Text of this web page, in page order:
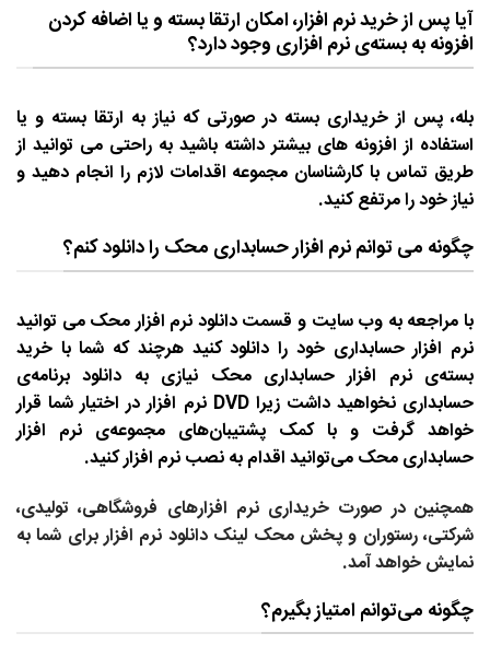
آیا پس از خرید نرم افزار، امکان ارتقا بسته و یا اضافه کردن
افزونه به بسته‌ی نرم افزاری وجود دارد؟
بله، پس از خریداری بسته در صورتی که نیاز به ارتقا بسته و یا
استفاده از افزونه های بیشتر داشته باشید به راحتی می توانید از
طریق تماس با کارشناسان مجموعه اقدامات لازم را انجام دهید و
نیاز خود را مرتفع کنید.
چگونه می توانم نرم افزار حسابداری محک را دانلود کنم؟
با مراجعه به وب سایت و قسمت دانلود نرم افزار محک می توانید
نرم افزار حسابداری خود را دانلود کنید هرچند که شما با خرید
بسته‌ی نرم افزار حسابداری محک نیازی به دانلود برنامه‌ی
حسابداری نخواهید داشت زیرا DVD نرم افزار در اختیار شما قرار
خواهد گرفت و با کمک پشتیبان‌های مجموعه‌ی نرم افزار
حسابداری محک می‌توانید اقدام به نصب نرم افزار کنید.
همچنین در صورت خریداری نرم افزارهای فروشگاهی، تولیدی،
شرکتی، رستوران و پخش محک لینک دانلود نرم افزار برای شما به
نمایش خواهد آمد.
چگونه می‌توانم امتیاز بگیرم؟